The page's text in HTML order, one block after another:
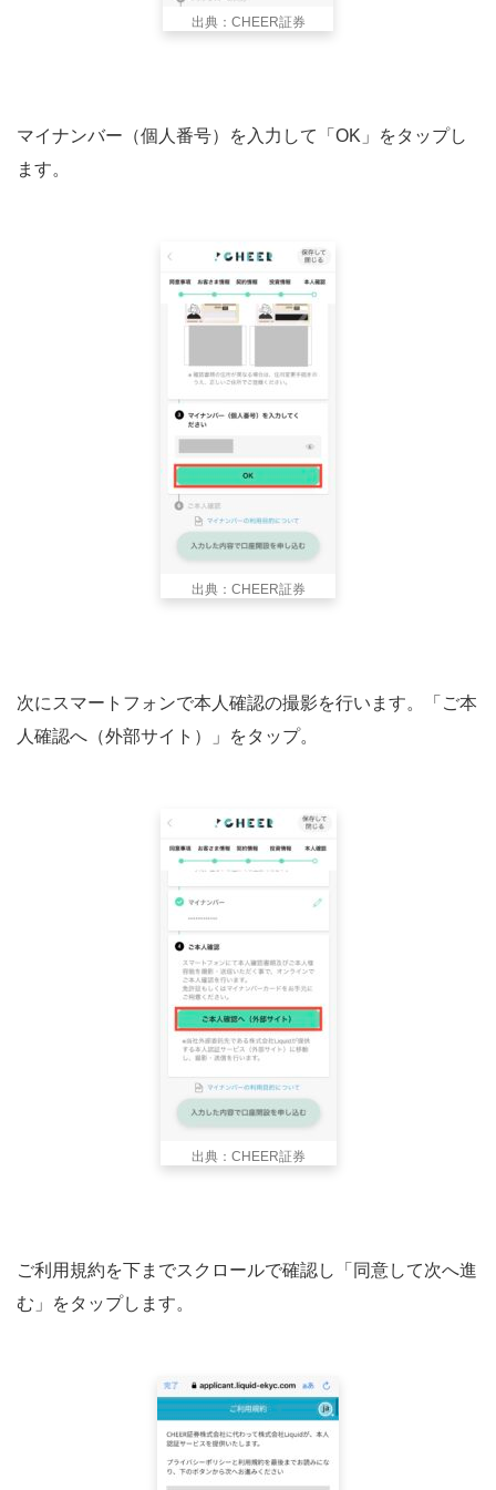
出典：CHEER証券
マイナンバー（個人番号）を入力して「OK」をタップし
ます。
出典：CHEER証券
次にスマートフォンで本人確認の撮影を行います。「ご本
人確認へ（外部サイト）」をタップ。
出典：CHEER証券
ご利用規約を下までスクロールで確認し「同意して次へ進
む」をタップします。